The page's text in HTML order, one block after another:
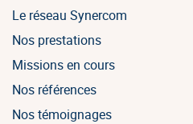
Le réseau Synercom
Nos prestations
Missions en cours
Nos références
Nos témoignages